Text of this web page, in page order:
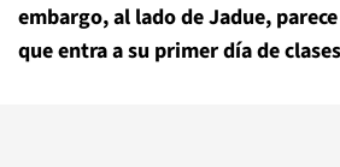
embargo, al lado de Jadue,
que entra a su primer día de